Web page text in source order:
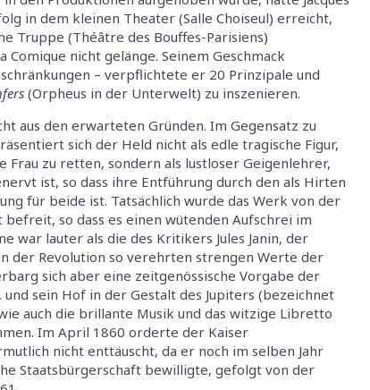
in dem kleinen Theater (Salle Choiseul) erreicht,
Truppe (Théâtre des Bouffes-Parisiens)
nicht gelänge. Seinem Geschmack
– verpflichtete er 20 Prinzipale und
(Orpheus in der Unterwelt) zu inszenieren.
aus den erwarteten Gründen. Im Gegensatz zu
sich der Held nicht als edle tragische Figur,
zu retten, sondern als lustloser Geigenlehrer,
ist, so dass ihre Entführung durch den als Hirten
für beide ist. Tatsächlich wurde das Werk von der
so dass es einen wütenden Aufschrei im
war lauter als die des Kritikers Jules Janin, der
der Revolution so verehrten strengen Werte der
sich aber eine zeitgenössische Vorgabe der
sein Hof in der Gestalt des Jupiters (bezeichnet
auch die brillante Musik und das witzige Libretto
Im April 1860 orderte der Kaiser
nicht enttäuscht, da er noch im selben Jahr
Staatsbürgerschaft bewilligte, gefolgt von der